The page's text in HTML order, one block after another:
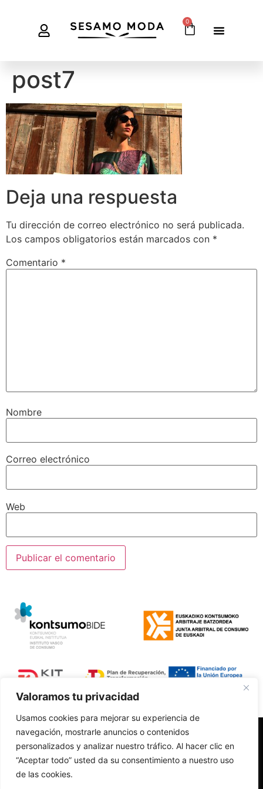
Valoramos tu privacidad
Usamos cookies para mejorar su experiencia de
navegación, mostrarle anuncios o contenidos
personalizados y analizar nuestro tráfico. Al hacer clic en
“Aceptar todo” usted da su consentimiento a nuestro uso
de las cookies.
0
post7
Deja una respuesta
Tu dirección de correo electrónico no será publicada.
Los campos obligatorios están marcados con *
Comentario *
Nombre
Correo electrónico
Web
Polí­tica de Privacidad
Aviso Legal
Accesibilidad